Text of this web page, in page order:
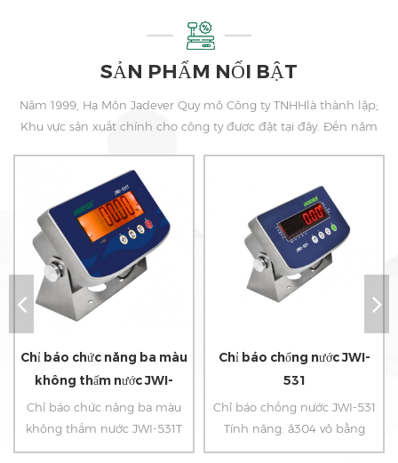
SẢN PHẨM NỔI BẬT
Năm 1999, Hạ Môn Jadever Quy mô Công ty TNHHlà thành lập;
Khu vực sản xuất chính cho công ty được đặt tại đây. Đến năm
Chỉ báo chức năng ba màu
không thấm nước JWI-
531T
Chỉ báo chức năng ba màu
không thấm nước JWI-531T
Đặc trưng: â 304 Vỏ thép
Chỉ báo chống nước JWI-
531
Chỉ báo chống nước JWI-531
Tính năng: â304 vỏ bằng
thép không gỉ âThiết kế bo